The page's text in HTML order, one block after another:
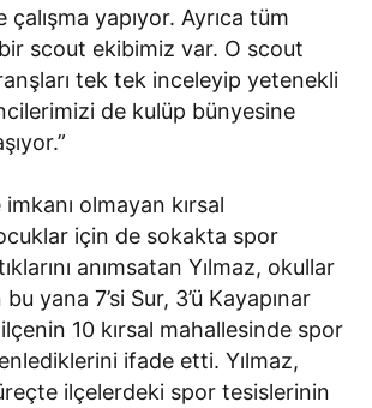
yapıyor. Ayrıca tüm
scout ekibimiz var. O scout
tek tek inceleyip yetenekli
de kulüp bünyesine
olmayan kırsal
için de sokakta spor
anımsatan Yılmaz, okullar
yana 7’si Sur, 3’ü Kayapınar
10 kırsal mahallesinde spor
ifade etti. Yılmaz,
ilçelerdeki spor tesislerinin